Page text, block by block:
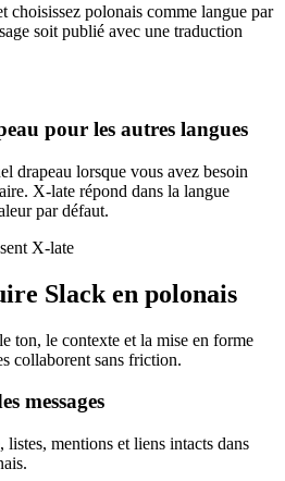
polonais comme langue par
soit publié avec une traduction
pour les autres langues
drapeau lorsque vous avez besoin
X-late répond dans la langue
par défaut.
X-late
Slack en polonais
ton, le contexte et la mise en forme
collaborent sans friction.
messages
listes, mentions et liens intacts dans